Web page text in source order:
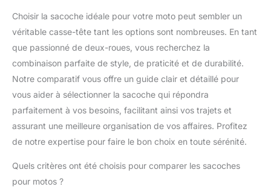
Choisir la sacoche idéale pour votre moto peut sembler un
véritable casse-tête tant les options sont nombreuses. En tant
que passionné de deux-roues, vous recherchez la
combinaison parfaite de style, de praticité et de durabilité.
Notre comparatif vous offre un guide clair et détaillé pour
vous aider à sélectionner la sacoche qui répondra
parfaitement à vos besoins, facilitant ainsi vos trajets et
assurant une meilleure organisation de vos affaires. Profitez
de notre expertise pour faire le bon choix en toute sérénité.
Quels critères ont été choisis pour comparer les sacoches
pour motos ?